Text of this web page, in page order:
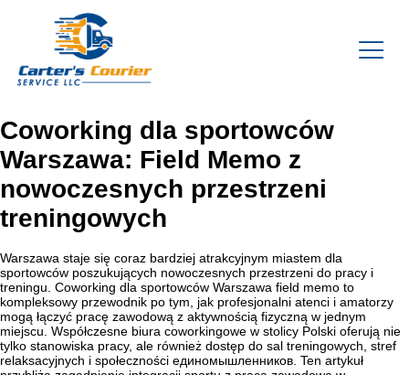
Coworking dla sportowców
Warszawa: Field Memo z
nowoczesnych przestrzeni
treningowych
Warszawa staje się coraz bardziej atrakcyjnym miastem dla
sportowców poszukujących nowoczesnych przestrzeni do pracy i
treningu. Coworking dla sportowców Warszawa field memo to
kompleksowy przewodnik po tym, jak profesjonalni atenci i amatorzy
mogą łączyć pracę zawodową z aktywnością fizyczną w jednym
miejscu. Współczesne biura coworkingowe w stolicy Polski oferują nie
tylko stanowiska pracy, ale również dostęp do sal treningowych, stref
relaksacyjnych i społeczności единомышленников. Ten artykuł